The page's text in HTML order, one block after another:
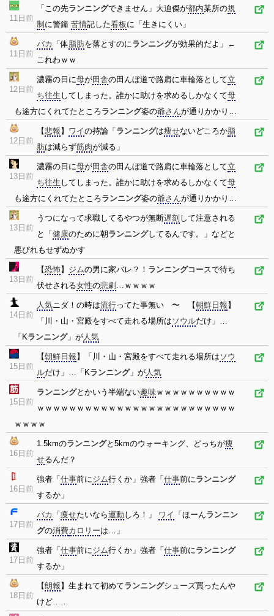
11日前
「この先ランニングできません」大迫傑が都内某所の規
制 に警鐘 苦情記した看板に「生きにくい」
11日前
バカ 「体脂肪を落とすのにランニングが効果的だよ」←
これわｗｗ
12日前
濃霧の日に母が田舎の田んぼ道で路肩に車輪落として立
ち往生 してしまった。誰かに助けを求めるしかなくて母
も途方にくれてたところランニング姿の爺さんが通りかかり…
12日前
【悲報 】 ワイの持論「 ランニングは痩せないどころか脂
肪は減らず筋肉が減る」
13日前
濃霧の日に母が田舎の田んぼ道で路肩に車輪落として立
ち往生 してしまった。誰かに助けを求めるしかなくて母
も途方にくれてたところランニング姿の爺さんが通りかかり…
13日前
うつになって求職してるやつが無断遅刻 して注意される
と「 健康のために朝ランニングしてるんです。」などと
悪びれもせずぬかす
13日前
【恐怖】 ジムの男に家バレ？！ ランニングコースで待ち
伏せされる女性の悲劇 …ｗｗｗｗ
14日前
人気ニダ！の時は流行ってた事無い 〜 【朝鮮日報 】
「川・山・宮殿をすべて走れる場所は ソウルだけ」…
「Kランニング」が人気
15日前
【朝鮮日報 】「川・山・宮殿をすべて走れる場所は ソウ
ルだけ」…「Kランニング」が人気
15日前
ランニングとかいう半端ない趣味ｗｗｗｗｗｗｗｗｗｗ
ｗｗｗｗｗｗｗｗｗｗｗｗｗｗｗｗｗｗｗｗｗｗｗｗｗ
ｗｗｗｗ
16日前
1.5kmのランニングと5kmのウォーキング、どっちが痩
せるんだ？
16日前
強者「 仕事前にジム行くか」強者「 仕事前にランニング
するか」
17日前
バカ 「 痩せたいなら運動 しろ！」 ワイ 「ほーんランニン
グの消費カロリーは…」
17日前
強者「 仕事前にジム行くか」強者「 仕事前にランニング
するか」
18日前
【朗報 】生まれて初めてランニングシューズ買ったんや
けど……